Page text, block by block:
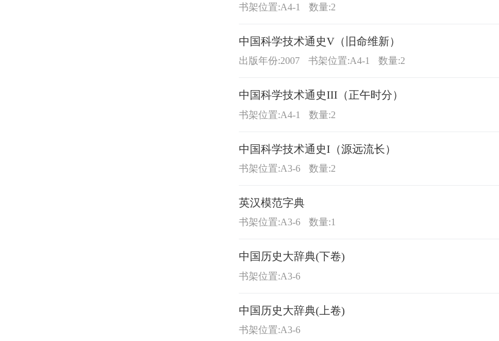
书架位置:A4-1 数量:2
中国科学技术通史V（旧命维新）
出版年份:2007 书架位置:A4-1 数量:2
中国科学技术通史III（正午时分）
书架位置:A4-1 数量:2
中国科学技术通史I（源远流长）
书架位置:A3-6 数量:2
英汉模范字典
书架位置:A3-6 数量:1
中国历史大辞典(下卷)
书架位置:A3-6
中国历史大辞典(上卷)
书架位置:A3-6